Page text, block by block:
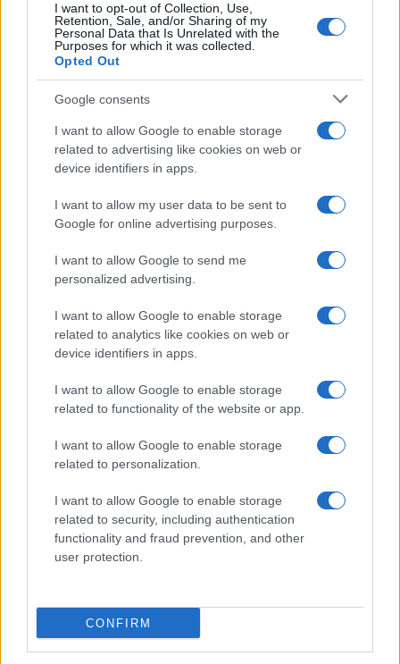
I want to opt-out of Collection, Use,
Retention, Sale, and/or Sharing of my
Personal Data that Is Unrelated with the
Purposes for which it was collected.
Opted Out
Google consents
I want to allow Google to enable storage
related to advertising like cookies on web or
device identifiers in apps.
I want to allow my user data to be sent to
Google for online advertising purposes.
I want to allow Google to send me
personalized advertising.
I want to allow Google to enable storage
related to analytics like cookies on web or
device identifiers in apps.
I want to allow Google to enable storage
related to functionality of the website or app.
I want to allow Google to enable storage
related to personalization.
I want to allow Google to enable storage
related to security, including authentication
functionality and fraud prevention, and other
user protection.
CONFIRM
Le ricette di GnamGnam by Elena Amatucci
Le immagini e i testi pubblicati in questo sito sono di
proprietà dell'autrice Elena Amatucci e sono protetti dalla
legge sul diritto d'autore n. 633/1941 e successive modifiche.
Ricette popolari
Pasta sfoglia
Crema pasticcera
Pasta per pizze
Pan di Spagna
Cheesecake
Newsletter
Mi presento
Contattami
© 2022 gnamgnam.it